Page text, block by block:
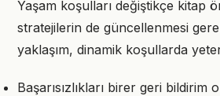
Yaşam koşulları değiştikçe kitap
stratejilerin de güncellenmesi
yaklaşım, dinamik koşullarda
Başarısızlıkları birer geri bildirim